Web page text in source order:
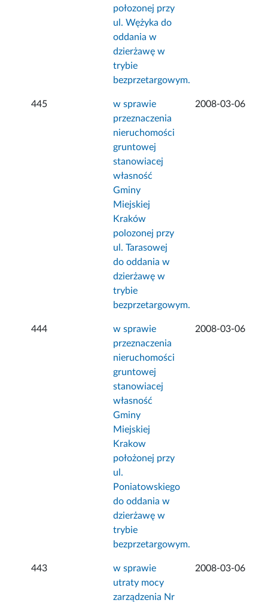
połozonej przy
ul. Wężyka do
oddania w
dzierżawę w
trybie
bezprzetargowym.
445
w sprawie
przeznaczenia
nieruchomości
gruntowej
stanowiacej
własność
Gminy
Miejskiej
Kraków
polozonej przy
ul. Tarasowej
do oddania w
dzierżawę w
trybie
bezprzetargowym.
2008-03-06
444
w sprawie
przeznaczenia
nieruchomości
gruntowej
stanowiacej
własność
Gminy
Miejskiej
Krakow
położonej przy
ul.
Poniatowskiego
do oddania w
dzierżawę w
trybie
bezprzetargowym.
2008-03-06
443
w sprawie
utraty mocy
zarządzenia Nr
2008-03-06